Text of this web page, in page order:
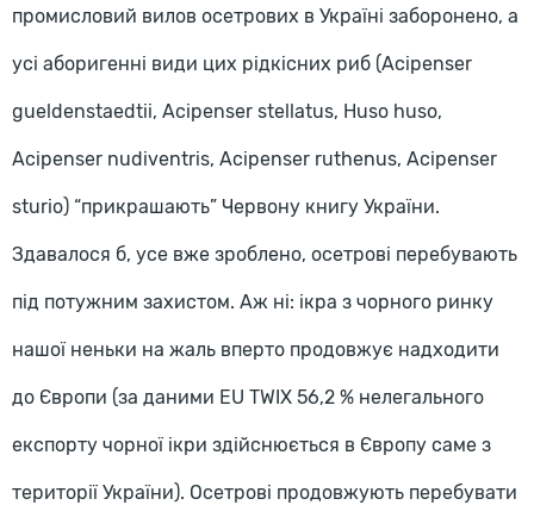
промисловий вилов осетрових в Україні заборонено, а
усі аборигенні види цих рідкісних риб (Acipenser
gueldenstaedtii, Acipenser stellatus, Huso huso,
Acipenser nudiventris, Acipenser ruthenus, Acipenser
sturio) “прикрашають” Червону книгу України.
Здавалося б, усе вже зроблено, осетрові перебувають
під потужним захистом. Аж ні: ікра з чорного ринку
нашої неньки на жаль вперто продовжує надходити
до Європи (за даними EU TWIX 56,2 % нелегального
експорту чорної ікри здійснюється в Європу саме з
території України). Осетрові продовжують перебувати